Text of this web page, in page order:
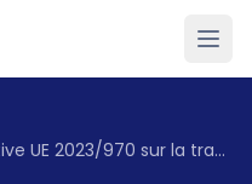
Directive UE 2023/970 sur la transparence salariale : quel rôle pour le CSE en 2026 ?